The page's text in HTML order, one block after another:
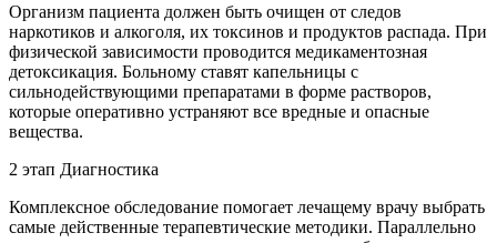
Организм пациента должен быть очищен от следов
наркотиков и алкоголя, их токсинов и продуктов распада. При
физической зависимости проводится медикаментозная
детоксикация. Больному ставят капельницы с
сильнодействующими препаратами в форме растворов,
которые оперативно устраняют все вредные и опасные
вещества.
2 этап Диагностика
Комплексное обследование помогает лечащему врачу выбрать
самые действенные терапевтические методики. Параллельно